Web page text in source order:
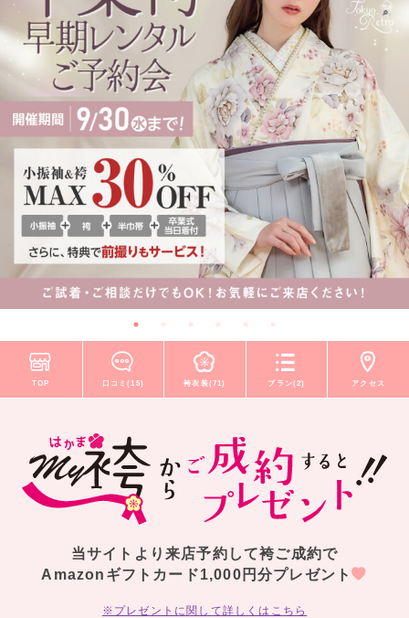
TOP 口コミ(15) 袴衣装(71) プラン(2) アクセス
当サイトより来店予約して袴ご成約で
Amazonギフトカード1,000円分プレゼント
※プレゼントに関して詳しくはこちら